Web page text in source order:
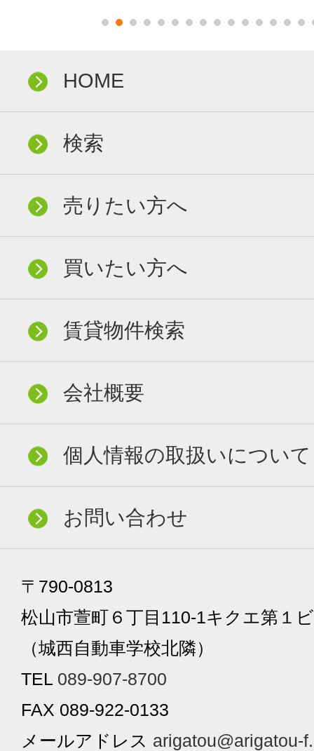
HOME
検索
売りたい方へ
買いたい方へ
賃貸物件検索
会社概要
個人情報の取扱いについて
お問い合わせ
〒790-0813
松山市萱町６丁目110-1キクエ第１
（城西自動車学校北隣）
TEL 089-907-8700
FAX 089-922-0133
メールアドレス arigatou@arigatou-